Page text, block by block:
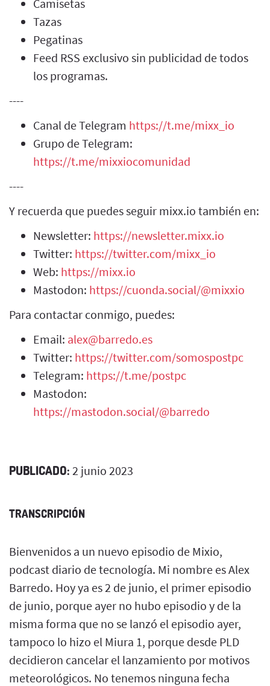
Camisetas
Tazas
Pegatinas
Feed RSS exclusivo sin publicidad de todos
los programas.
----
Canal de Telegram https://t.me/mixx_io
Grupo de Telegram:
https://t.me/mixxiocomunidad
----
Y recuerda que puedes seguir mixx.io también en:
Newsletter: https://newsletter.mixx.io
Twitter: https://twitter.com/mixx_io
Web: https://mixx.io
Mastodon: https://cuonda.social/@mixxio
Para contactar conmigo, puedes:
Email: alex@barredo.es
Twitter: https://twitter.com/somospostpc
Telegram: https://t.me/postpc
Mastodon:
https://mastodon.social/@barredo
PUBLICADO: 2 junio 2023
TRANSCRIPCIÓN
Bienvenidos a un nuevo episodio de Mixio,
podcast diario de tecnología. Mi nombre es Alex
Barredo. Hoy ya es 2 de junio, el primer episodio
de junio, porque ayer no hubo episodio y de la
misma forma que no se lanzó el episodio ayer,
tampoco lo hizo el Miura 1, porque desde PLD
decidieron cancelar el lanzamiento por motivos
meteorológicos. No tenemos ninguna fecha